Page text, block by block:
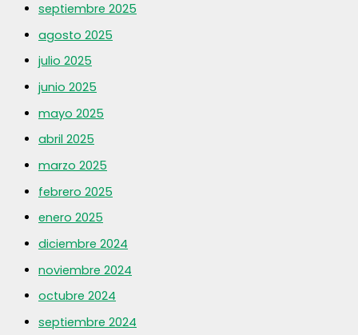
septiembre 2025
agosto 2025
julio 2025
junio 2025
mayo 2025
abril 2025
marzo 2025
febrero 2025
enero 2025
diciembre 2024
noviembre 2024
octubre 2024
septiembre 2024